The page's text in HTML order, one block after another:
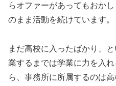
らオファーがあってもおか
のまま活動を続けています。
まだ高校に入ったばかり、
業するまでは学業に力を入
ら、事務所に所属するのは